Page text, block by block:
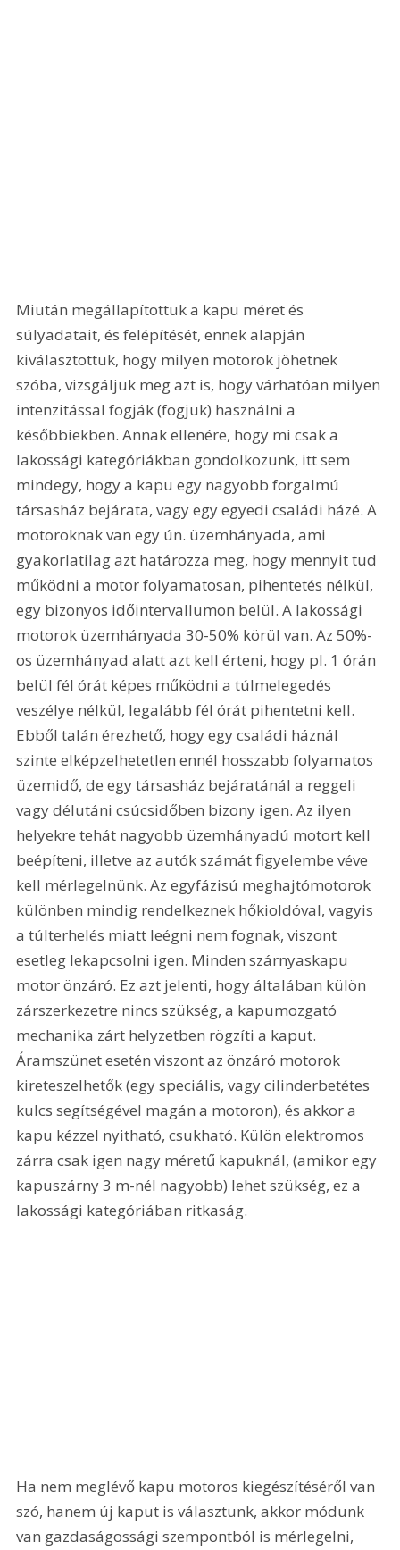
Miután megállapítottuk a kapu méret és
súlyadatait, és felépítését, ennek alapján
kiválasztottuk, hogy milyen motorok jöhetnek
szóba, vizsgáljuk meg azt is, hogy várhatóan milyen
intenzitással fogják (fogjuk) használni a
későbbiekben. Annak ellenére, hogy mi csak a
lakossági kategóriákban gondolkozunk, itt sem
mindegy, hogy a kapu egy nagyobb forgalmú
társasház bejárata, vagy egy egyedi családi házé. A
motoroknak van egy ún. üzemhányada, ami
gyakorlatilag azt határozza meg, hogy mennyit tud
működni a motor folyamatosan, pihentetés nélkül,
egy bizonyos időintervallumon belül. A lakossági
motorok üzemhányada 30-50% körül van. Az 50%-
os üzemhányad alatt azt kell érteni, hogy pl. 1 órán
belül fél órát képes működni a túlmelegedés
veszélye nélkül, legalább fél órát pihentetni kell.
Ebből talán érezhető, hogy egy családi háznál
szinte elképzelhetetlen ennél hosszabb folyamatos
üzemidő, de egy társasház bejáratánál a reggeli
vagy délutáni csúcsidőben bizony igen. Az ilyen
helyekre tehát nagyobb üzemhányadú motort kell
beépíteni, illetve az autók számát figyelembe véve
kell mérlegelnünk. Az egyfázisú meghajtómotorok
különben mindig rendelkeznek hőkioldóval, vagyis
a túlterhelés miatt leégni nem fognak, viszont
esetleg lekapcsolni igen. Minden szárnyaskapu
motor önzáró. Ez azt jelenti, hogy általában külön
zárszerkezetre nincs szükség, a kapumozgató
mechanika zárt helyzetben rögzíti a kaput.
Áramszünet esetén viszont az önzáró motorok
kireteszelhetők (egy speciális, vagy cilinderbetétes
kulcs segítségével magán a motoron), és akkor a
kapu kézzel nyitható, csukható. Külön elektromos
zárra csak igen nagy méretű kapuknál, (amikor egy
kapuszárny 3 m-nél nagyobb) lehet szükség, ez a
lakossági kategóriában ritkaság.
Ha nem meglévő kapu motoros kiegészítéséről van
szó, hanem új kaput is választunk, akkor módunk
van gazdaságossági szempontból is mérlegelni,